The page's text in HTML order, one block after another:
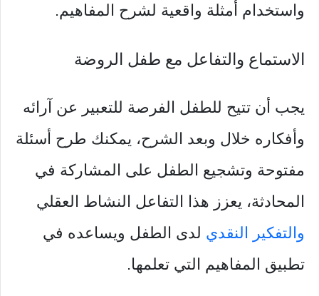
واستخدام أمثلة واقعية لشرح المفاهيم.
الاستماع والتفاعل مع طفل الروضة
يجب أن تتيح للطفل الفرصة للتعبير عن آرائه
وأفكاره خلال وبعد الشرح، يمكنك طرح أسئلة
مفتوحة وتشجيع الطفل على المشاركة في
المحادثة، يعزز هذا التفاعل النشاط العقلي
والتفكير النقدي لدى الطفل ويساعده في
تطبيق المفاهيم التي تعلمها.